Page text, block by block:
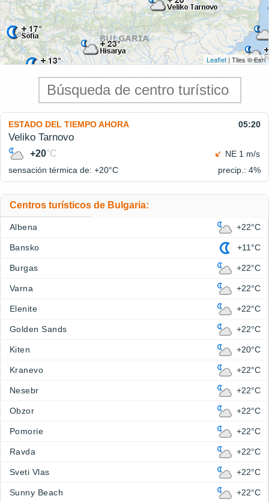
Leaflet | Tiles © Esri
ESTADO DEL TIEMPO AHORA 05:20
Veliko Tarnovo
+20°C
NE 1 m/s
sensación térmica de: +20°C precip.: 4%
Centros turísticos de Bulgaria:
Albena +22°C
Bansko +11°C
Burgas +22°C
Varna +22°C
Elenite +22°C
Golden Sands +22°C
Kiten +20°C
Kranevo +22°C
Nesebr +22°C
Obzor +22°C
Pomorie +22°C
Ravda +22°C
Sveti Vlas +22°C
Sunny Beach +22°C